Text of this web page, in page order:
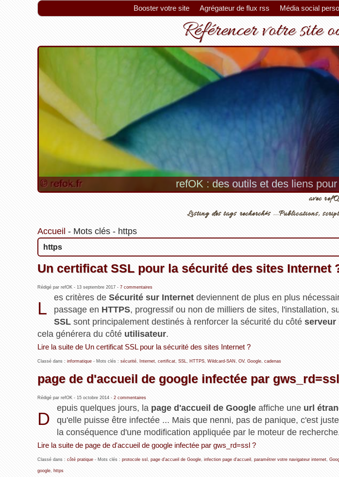
Booster votre site Agrégateur de flux rss Média social
Référencer votre site
refOK : des outils et des liens
avec
Listing des tags recherchés ...Publications,
Accueil - Mots clés- https
https
Un certificat SSL pour la sécurité des sites Internet
Rédigé par refOK - 13 septembre 2017- 7 commentaires
L
es critères de Sécurité sur Internet deviennent de plus en plus
passage en HTTPS, progressif ou non de milliers de sites, l'installation,
SSL sont principalement destinés à renforcer la sécurité du côté serveur
cela générera du côté utilisateur.
Lire la suite de Un certificat SSL pour la sécurité des sites Internet ?
Classé dans : informatique- Mots clés : sécurité, Internet, certificat, SSL, HTTPS, Wildcard-SAN , OV, Google, cadenas
page de d'accueil de google infectée par
Rédigé par refOK - 15 octobre 2014- 2 commentaires
D
epuis quelques jours, la page d'accueil de Google affiche une url
qu'elle puisse être infectée ... Mais que nenni, pas de panique, c'est
la conséquence d'une modification appliquée par le moteur de
Lire la suite de page de d'accueil de google infectée par gws_rd=ssl ?
Classé dans : côté pratique- Mots clés : protocole ssl , page d'accueil de Google, infection page d'accueil , paramétrer votre navigateur internet,
google, https